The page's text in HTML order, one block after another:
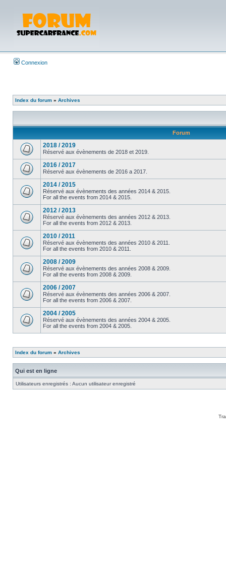
Connexion
Index du forum » Archives
Forum
2018 / 2019
Réservé aux évènements de 2018 et 2019.
2016 / 2017
Réservé aux évènements de 2016 a 2017.
2014 / 2015
Réservé aux évènements des années 2014 & 2015.
For all the events from 2014 & 2015.
2012 / 2013
Réservé aux évènements des années 2012 & 2013.
For all the events from 2012 & 2013.
2010 / 2011
Réservé aux évènements des années 2010 & 2011.
For all the events from 2010 & 2011.
2008 / 2009
Réservé aux évènements des années 2008 & 2009.
For all the events from 2008 & 2009.
2006 / 2007
Réservé aux évènements des années 2006 & 2007.
For all the events from 2006 & 2007.
2004 / 2005
Réservé aux évènements des années 2004 & 2005.
For all the events from 2004 & 2005.
Index du forum » Archives
Qui est en ligne
Utilisateurs enregistrés : Aucun utilisateur enregistré